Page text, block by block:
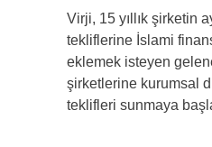
Virji, 15 yıllık şirketin
tekliflerine İslami
eklemek isteyen
şirketlerine kurumsal
teklifleri sunmaya